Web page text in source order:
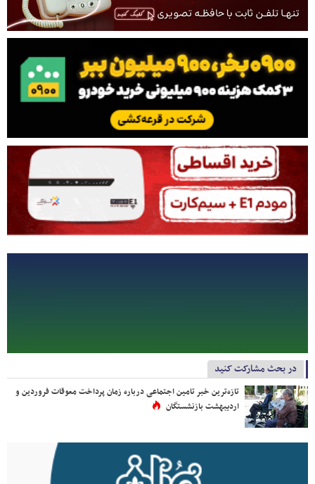
در بحث مشارکت کنید
تازه‌ترین خبر تامین اجتماعی درباره زمان پرداخت معوقات فروردین و
اردیبهشت بازنشستگان